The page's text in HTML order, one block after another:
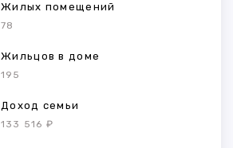
Жилых помещений
78
Жильцов в доме
195
Доход семьи
133 516 ₽